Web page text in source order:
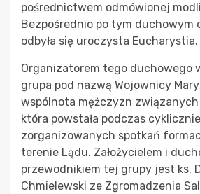
pośrednictwem odmówionej
Bezpośrednio po tym duchowym
odbyła się uroczysta Eucharystia.
Organizatorem tego duchowego
grupa pod nazwą Wojownicy
wspólnota mężczyzn związanych
która powstała podczas cyklicznie
zorganizowanych spotkań
terenie Lądu. Założycielem i
przewodnikiem tej grupy jest ks.
Chmielewski ze Zgromadzenia